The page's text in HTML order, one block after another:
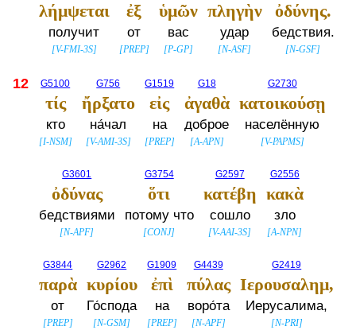
λήμψεται
получит
[V-FMI-3S]
ἐξ
от
[PREP]
ὑμῶν
вас
[P-GP]
πληγὴν
удар
[N-ASF]
ὀδύνης.
бедствия.
[N-GSF]
12 G5100
τίς
кто
[I-NSM]
G756
ἤρξατο
на́чал
[V-AMI-3S]
G1519
εἰς
на
[PREP]
G18
ἀγαθὰ
доброе
[A-APN]
G2730
κατοικούσῃ
населённую
[V-PAPMS]
G3601
ὀδύνας
бедствиями
[N-APF]
G3754
ὅτι
потому что
[CONJ]
G2597
κατέβη
сошло
[V-AAI-3S]
G2556
κακὰ
зло
[A-NPN]
G3844
παρὰ
от
[PREP]
G2962
κυρίου
Го́спода
[N-GSM]
G1909
ἐπὶ
на
[PREP]
G4439
πύλας
воро́та
[N-APF]
G2419
Ιερουσαλημ,
Иерусалима,
[N-PRI]